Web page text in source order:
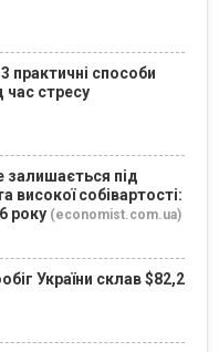
практичні способи
час стресу
залишається під
високої собівартості:
року (economist.com.ua)
України склав $82,2